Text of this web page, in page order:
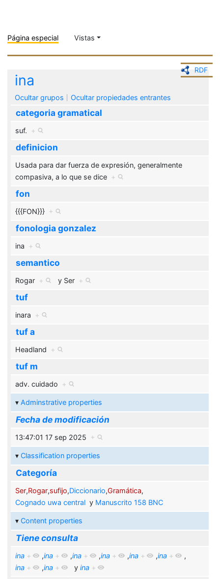
Página especial Vistas
RDF
ina
Ocultar grupos Ocultar propiedades entrantes
categoria gramatical
suf. +
definicion
Usada para dar fuerza de expresión, generalmente
compasiva, a lo que se dice +
fon
{{{FON}}} +
fonologia gonzalez
ina +
semantico
Rogar + y Ser +
tuf
inara +
tuf a
Headland +
tuf m
adv. cuidado +
Adminstrative properties
Fecha de modificación
13:47:01 17 sep 2025 +
Classification properties
Categoría
Ser,Rogar,sufijo,Diccionario,Gramática,
Cognado uwa centraly Manuscrito 158 BNC
Content properties
Tiene consulta
ina + ,ina + ,ina + ,ina + ,ina + ,ina +
,
ina + ,ina + y ina +